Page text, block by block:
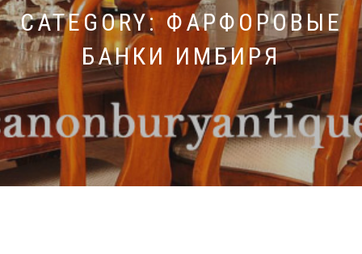
CATEGORY: ФАРФОРОВЫЕ
БАНКИ ИМБИРЯ